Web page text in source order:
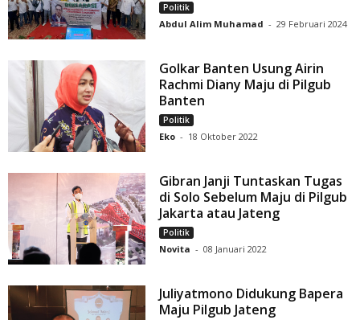
Politik
Abdul Alim Muhamad - 29 Februari 2024
Golkar Banten Usung Airin
Rachmi Diany Maju di Pilgub
Banten
Politik
Eko - 18 Oktober 2022
Gibran Janji Tuntaskan Tugas
di Solo Sebelum Maju di Pilgub
Jakarta atau Jateng
Politik
Novita - 08 Januari 2022
Juliyatmono Didukung Bapera
Maju Pilgub Jateng